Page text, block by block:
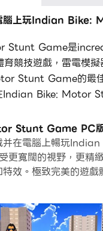
腦上玩Indian
Stunt Game是
競技遊戲，雷電模擬
Stunt Game的最
Indian Bike: Motor
Bike: Motor
的遊戲手把來操控遊
檢測可以幫助你在幾
臨其境的賽車場景和
戲中多樣的賽道設計
真實細膩。
Stunt Game PC版
并在電腦上暢玩
寬闊的視野，更精緻
效。極致完美的遊